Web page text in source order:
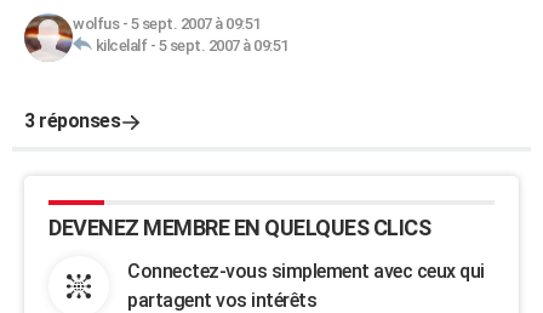
wolfus- 5 sept. 2007 à 09:51
kilcelalf- 5 sept. 2007 à 09:51
3 réponses
DEVENEZ MEMBRE EN QUELQUES CLICS
Connectez-vous simplement avec ceux qui
partagent vos intérêts